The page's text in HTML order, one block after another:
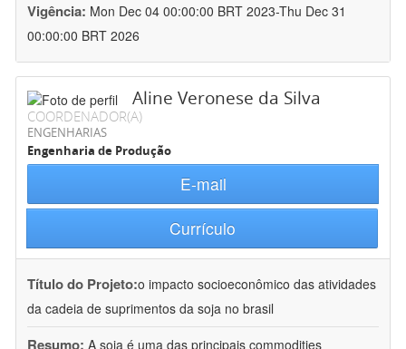
Vigência: Mon Dec 04 00:00:00 BRT 2023-Thu Dec 31
00:00:00 BRT 2026
Aline Veronese da Silva
COORDENADOR(A)
ENGENHARIAS
Engenharia de Produção
E-mail
Currículo
Título do Projeto:o impacto socioeconômico das atividades
da cadeia de suprimentos da soja no brasil
Resumo: A soja é uma das principais commodities